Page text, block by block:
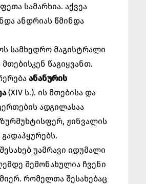
სამარხია. აქვეა
ანდრიას წმინდა
სამხედრო მაგისტრალი
მთებისკენ წაგიყვანთ.
ანანურის
(XIV ს.). ის მთებისა და
ადგილასაა
ჟინვალის
უამრავი იდუმალი
შემონახულია ჩვენი
რომელთა შესახებაც